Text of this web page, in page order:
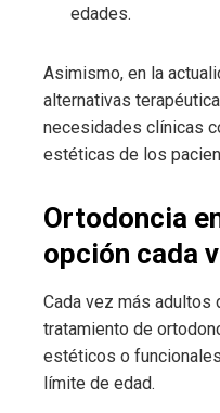
edades.
Asimismo, en la
alternativas
necesidades clínicas
estéticas de los
Ortodoncia
opción cada
Cada vez más adultos
tratamiento de
estéticos o
límite de edad.